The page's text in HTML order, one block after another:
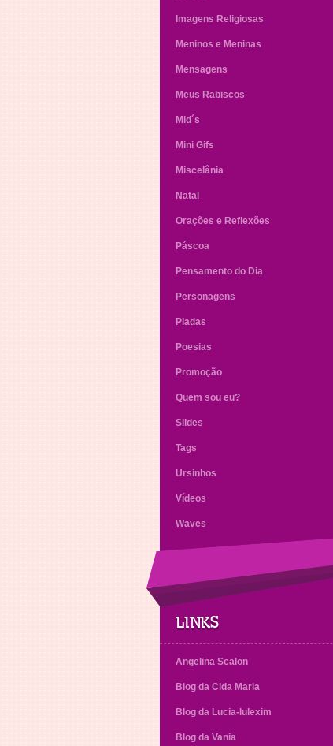
Imagens Religiosas
Meninos e Meninas
Mensagens
Meus Rabiscos
Mid´s
Mini Gifs
Miscelânia
Natal
Orações e Reflexões
Páscoa
Pensamento do Dia
Personagens
Piadas
Poesias
Promoção
Quem sou eu?
Slides
Tags
Ursinhos
Vídeos
Waves
LINKS
Angelina Scalon
Blog da Cida Maria
Blog da Lucia-lulexim
Blog da Vania